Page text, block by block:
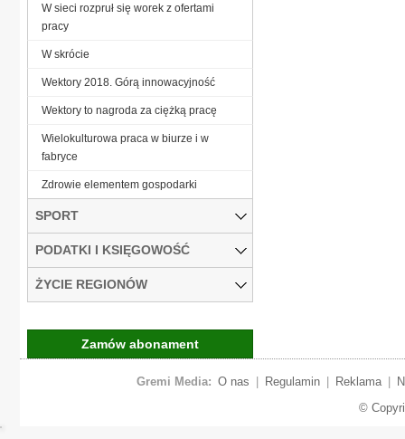
W sieci rozpruł się worek z ofertami
pracy
W skrócie
Wektory 2018. Górą innowacyjność
Wektory to nagroda za ciężką pracę
Wielokulturowa praca w biurze i w
fabryce
Zdrowie elementem gospodarki
SPORT
PODATKI I KSIĘGOWOŚĆ
ŻYCIE REGIONÓW
Zamów abonament
Gremi Media: O nas Regulamin Reklama
©